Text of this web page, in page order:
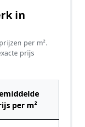
in
per m².
prijs
per m²